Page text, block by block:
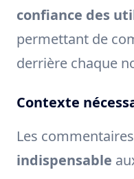
confiance des
permettant de
derrière chaque
Contexte
Les
indispensable